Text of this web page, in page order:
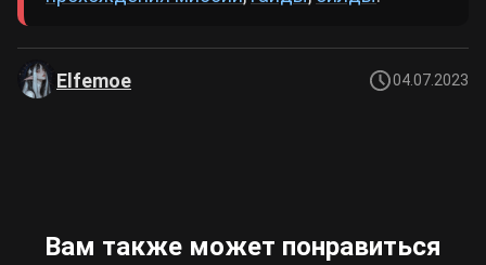
Elfemoe 04.07.2023
Вам также может понравиться